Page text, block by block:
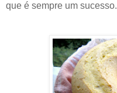
que é sempre um sucesso.